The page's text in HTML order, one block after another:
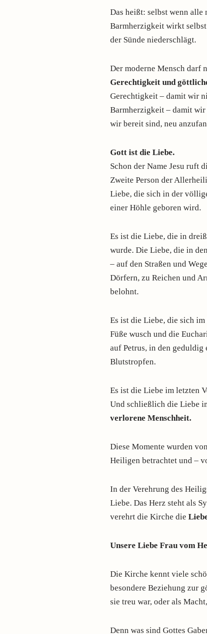
Das heißt: selbst wenn
Barmherzigkeit wirkt selbst
der Sünde niederschlägt.
Der moderne Mensch darf
Gerechtigkeit und
Gerechtigkeit – damit wir
Barmherzigkeit – damit
wir bereit sind, neu
Gott ist die Liebe.
Schon der Name Jesu ruft
Zweite Person der
Liebe, die sich in der
einer Höhle geboren wird.
Es ist die Liebe, die in
wurde. Die Liebe, die in
– auf den Straßen und
Dörfern, zu Reichen und
belohnt.
Es ist die Liebe, die sich
Füße wusch und die
auf Petrus, in den geduldig
Blutstropfen.
Es ist die Liebe im letzten
Und schließlich die Liebe
verlorene Menschheit.
Diese Momente wurden
Heiligen betrachtet und –
In der Verehrung des
Liebe. Das Herz steht als
verehrt die Kirche die
Unsere Liebe Frau vom
Die Kirche kennt viele
besondere Beziehung zur
sie treu war, oder als
Denn was sind Gottes